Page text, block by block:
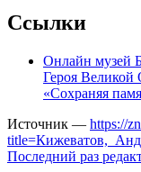
Ссылки
Онлайн музей
Героя Великой
«Сохраняя
Источник — https://
Последний раз